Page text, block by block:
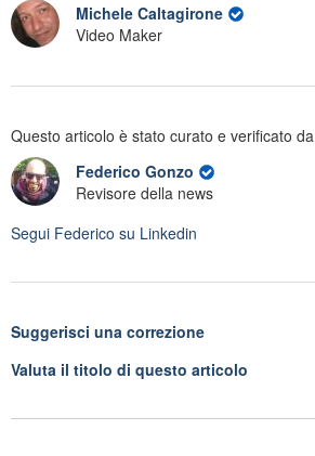
Michele Caltagirone
Video Maker
Questo articolo è stato curato e verificato da
Federico Gonzo
Revisore della news
Segui Federico su Linkedin
Suggerisci una correzione
Valuta il titolo di questo articolo